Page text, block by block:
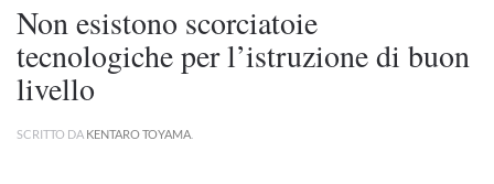
Non esistono scorciatoie
tecnologiche per l’istruzione di buon
livello
SCRITTO DA KENTARO TOYAMA